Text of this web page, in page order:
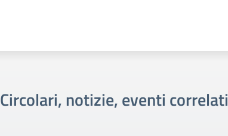
Circolari, notizie, eventi correlati